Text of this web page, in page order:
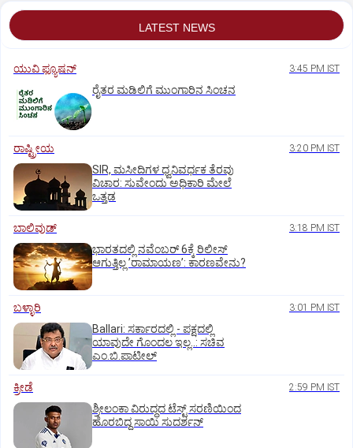
LATEST NEWS
ಯುವಿ ಫ್ಯೂಷನ್ 3:45 PM IST
ರೈತರ ಮಡಿಲಿಗೆ ಮುಂಗಾರಿನ ಸಿಂಚನ
ರಾಷ್ಟ್ರೀಯ 3:20 PM IST
SIR, ಮಸೀದಿಗಳ ಧ್ವನಿವರ್ಧಕ ತೆರವು
ವಿಚಾರ: ಸುವೇಂದು ಅಧಿಕಾರಿ ಮೇಲೆ
ಒತ್ತಡ
ಬಾಲಿವುಡ್‌ 3:18 PM IST
ಭಾರತದಲ್ಲಿ ನವೆಂಬರ್‌ 6ಕ್ಕೆ ರಿಲೀಸ್‌
ಆಗುತ್ತಿಲ್ಲ ʼರಾಮಾಯಣʼ: ಕಾರಣವೇನು?
ಬಳ್ಳಾರಿ 3:01 PM IST
Ballari: ಸರ್ಕಾರದಲ್ಲಿ - ಪಕ್ಷದಲ್ಲಿ
ಯಾವುದೇ ಗೊಂದಲ ಇಲ್ಲ..: ಸಚಿವ
ಎಂ.ಬಿ.ಪಾಟೀಲ್
ಕ್ರೀಡೆ 2:59 PM IST
ಶ್ರೀಲಂಕಾ ವಿರುದ್ಧದ ಟೆಸ್ಟ್ ಸರಣಿಯಿಂದ
ಹೊರಬಿದ್ದ ಸಾಯಿ ಸುದರ್ಶನ್